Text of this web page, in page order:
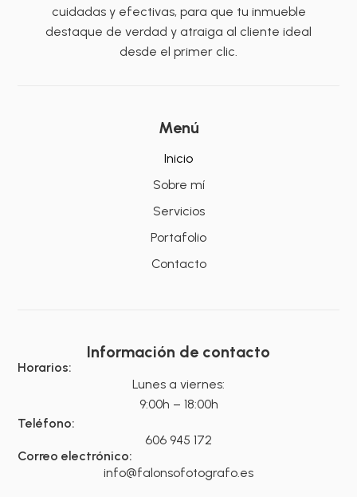
cuidadas y efectivas, para que tu inmueble
destaque de verdad y atraiga al cliente ideal
desde el primer clic.
Menú
Inicio
Sobre mí
Servicios
Portafolio
Contacto
Información de contacto
Horarios:
Lunes a viernes:
9:00h – 18:00h
Teléfono:
606 945 172
Correo electrónico:
info@falonsofotografo.es